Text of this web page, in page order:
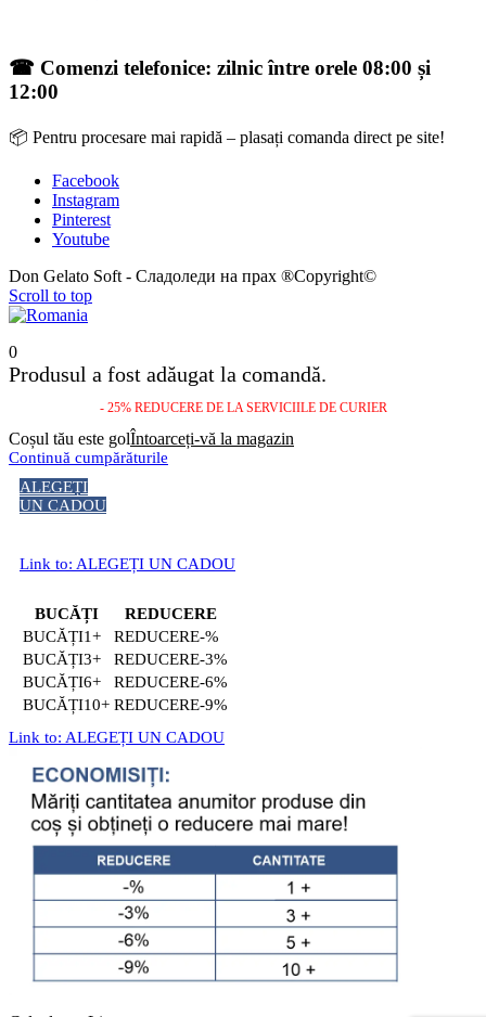
☎ Comenzi telefonice: zilnic între orele 08:00 și
12:00
📦 Pentru procesare mai rapidă – plasați comanda direct pe site!
Facebook
Instagram
Pinterest
Youtube
Don Gelato Soft - Сладоледи на прах ®Copyright©
Scroll to top
0
Produsul a fost adăugat la comandă.
- 25% REDUCERE DE LA SERVICIILE DE CURIER
Coșul tău este golÎntoarceți-vă la magazin
Continuă cumpărăturile
ALEGEȚI
UN CADOU
Link to: ALEGEȚI UN CADOU
BUCĂȚI
REDUCERE
1+
-%
3+
-3%
6+
-6%
10+
-9%
Link to: ALEGEȚI UN CADOU